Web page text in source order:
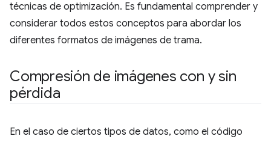
técnicas de optimización. Es fundamental comprender y
considerar todos estos conceptos para abordar los
diferentes formatos de imágenes de trama.
Compresión de imágenes con y sin
pérdida
En el caso de ciertos tipos de datos, como el código